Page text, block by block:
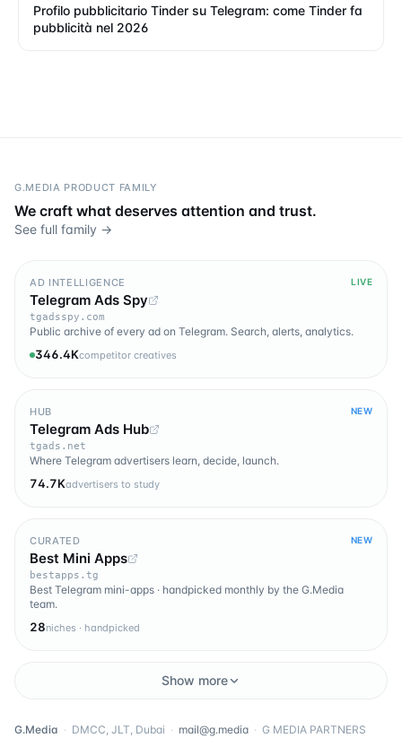
Profilo pubblicitario Tinder su Telegram: come Tinder fa
pubblicità nel 2026
G.MEDIA PRODUCT FAMILY
We craft what deserves attention and trust.
See full family →
AD INTELLIGENCE LIVE
Telegram Ads Spy
tgadsspy.com
Public archive of every ad on Telegram. Search, alerts, analytics.
346.4Kcompetitor creatives
HUB NEW
Telegram Ads Hub
tgads.net
Where Telegram advertisers learn, decide, launch.
74.7Kadvertisers to study
CURATED NEW
Best Mini Apps
bestapps.tg
Best Telegram mini-apps · handpicked monthly by the G.Media
team.
28niches · handpicked
Show more
G.Media · DMCC, JLT, Dubai · mail@g.media · G MEDIA PARTNERS